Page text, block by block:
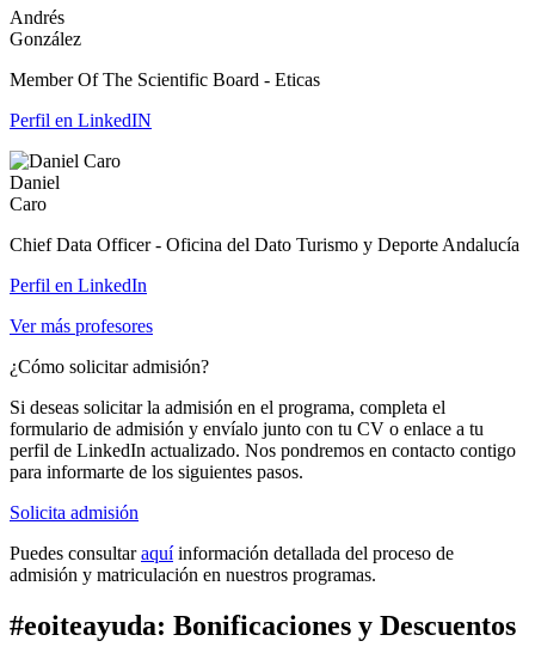
Andrés
González
Member Of The Scientific Board - Eticas
Perfil en LinkedIN
Daniel
Caro
Chief Data Officer - Oficina del Dato Turismo y Deporte Andalucía
Perfil en LinkedIn
Ver más profesores
¿Cómo solicitar admisión?
Si deseas solicitar la admisión en el programa, completa el
formulario de admisión y envíalo junto con tu CV o enlace a tu
perfil de LinkedIn actualizado. Nos pondremos en contacto contigo
para informarte de los siguientes pasos.
Solicita admisión
Puedes consultaraquíinformación detallada del proceso de
admisión y matriculación en nuestros programas.
#eoiteayuda: Bonificaciones y Descuentos